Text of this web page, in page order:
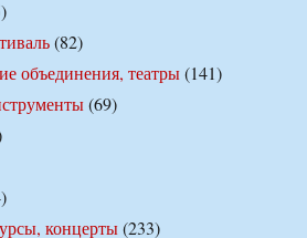
(82)
объединения, театры(141)
(69)
концерты(233)